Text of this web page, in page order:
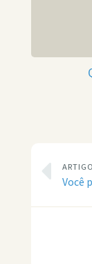
Você